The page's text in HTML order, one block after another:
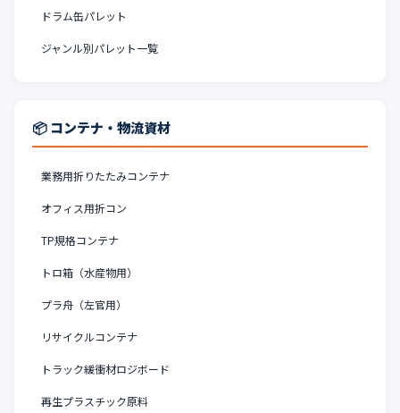
ドラム缶パレット
ジャンル別パレット一覧
📦 コンテナ・物流資材
業務用折りたたみコンテナ
オフィス用折コン
TP規格コンテナ
トロ箱（水産物用）
プラ舟（左官用）
リサイクルコンテナ
トラック緩衝材ロジボード
再生プラスチック原料